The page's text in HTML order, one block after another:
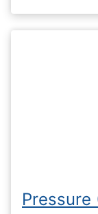
Pressure